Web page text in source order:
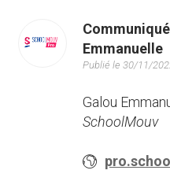
Emmanuelle
Publié le 30/11/
Galou
SchoolMouv